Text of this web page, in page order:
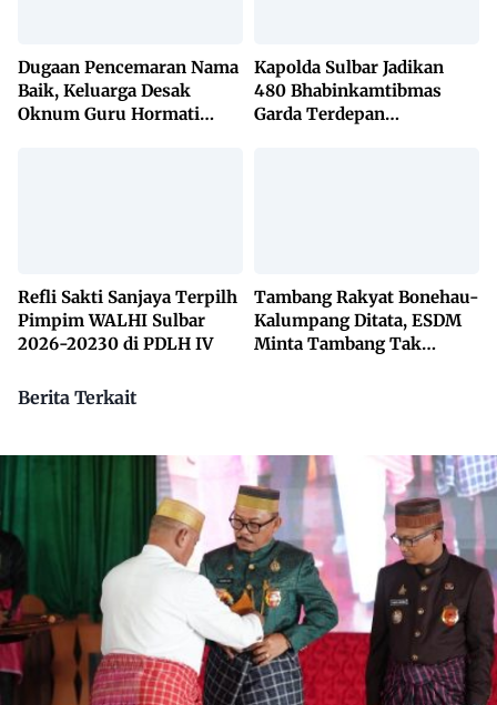
Dugaan Pencemaran Nama
Baik, Keluarga Desak
Oknum Guru Hormati
Kapolda Sulbar Jadikan
480 Bhabinkamtibmas
Garda Terdepan
Refli Sakti Sanjaya Terpilh
Pimpim WALHI Sulbar
2026-20230 di PDLH IV
Tambang Rakyat Bonehau-
Kalumpang Ditata, ESDM
Minta Tambang Tak
Berita Terkait